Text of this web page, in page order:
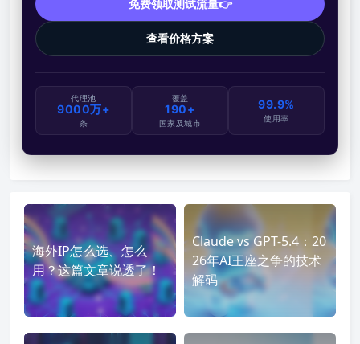
免费领取测试流量👉
查看价格方案
代理池
9000万+
条
覆盖
190+
国家及城市
99.9%
使用率
海外IP怎么选、怎么
用？这篇文章说透了！
Claude vs GPT-5.4：20
26年AI王座之争的技术
解码